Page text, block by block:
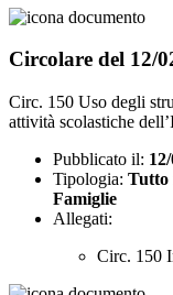
Circolare del 12/
Circ. 150 Uso degli
attività scolastiche
Pubblicato il:
Tipologia: Tutto
Famiglie
Allegati:
Circ. 150